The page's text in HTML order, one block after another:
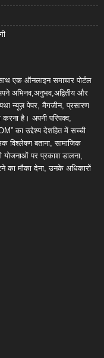
एक ऑनलाइन समाचार पोर्टल
अभिनव,अनुभव,अद्वितीय और
न्यूज़ पेपर, मैगजीन, प्रसारण
है। अपनी परिपक्व,
का उद्देश्य देशहित में सच्ची
विश्लेषण बताना, सामाजिक
पर प्रकाश डालना,
का मौका देना, उनके अधिकारों